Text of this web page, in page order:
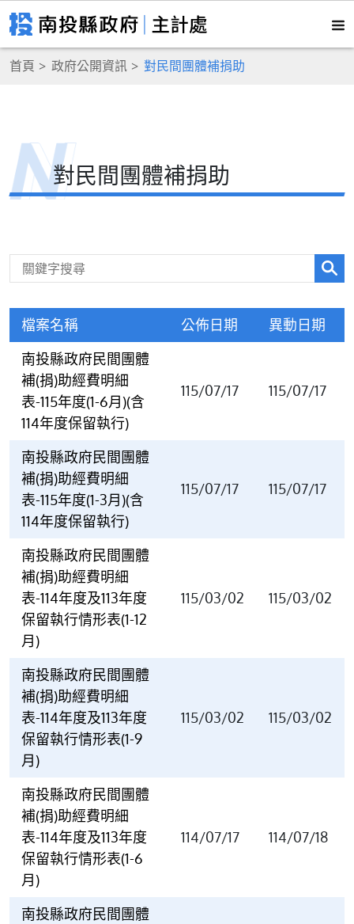
首頁 政府公開資訊 對民間團體補捐助
對民間團體補捐助
檔案名稱 公佈日期
異動日期
南投縣政府民間團體
補(捐)助經費明細
表-115年度(1-6月)(含
114年度保留執行)
115/07/17 115/07/17
南投縣政府民間團體
補(捐)助經費明細
表-115年度(1-3月)(含
114年度保留執行)
115/07/17 115/07/17
南投縣政府民間團體
補(捐)助經費明細
表-114年度及113年度
保留執行情形表(1-12
月)
115/03/02 115/03/02
南投縣政府民間團體
補(捐)助經費明細
表-114年度及113年度
保留執行情形表(1-9
月)
115/03/02 115/03/02
南投縣政府民間團體
補(捐)助經費明細
表-114年度及113年度
保留執行情形表(1-6
月)
114/07/17 114/07/18
南投縣政府民間團體